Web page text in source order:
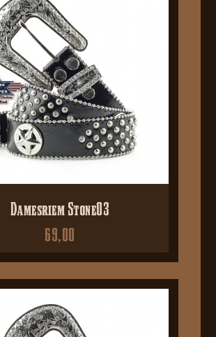
Damesriem Stone03
69,00